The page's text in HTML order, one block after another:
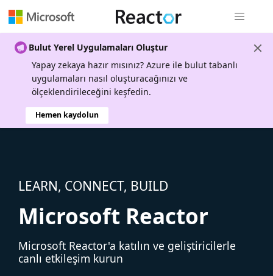
Bulut Yerel Uygulamaları Oluştur
Yapay zekaya hazır mısınız? Azure ile bulut tabanlı
uygulamaları nasıl oluşturacağınızı ve
ölçeklendirileceğini keşfedin.
Hemen kaydolun
LEARN, CONNECT, BUILD
Microsoft Reactor
Microsoft Reactor'a katılın ve geliştiricilerle
canlı etkileşim kurun